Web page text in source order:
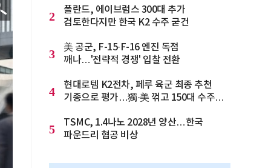
2
폴란드, 에이브럼스 300대 추가
검토한다지만 한국 K2 수주 굳건
3
美 공군, F-15·F-16 엔진 독점
깨나…'전략적 경쟁' 입찰 전환
4
현대로템 K2전차, 페루 육군 최종 추천
기종으로 평가…獨·美 꺾고 150대 수주
5
TSMC, 1.4나노 2028년 양산…한국
파운드리 협공 비상